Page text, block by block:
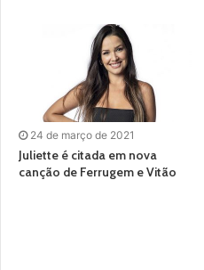
24 de março de 2021
Juliette é citada em nova
canção de Ferrugem e Vitão